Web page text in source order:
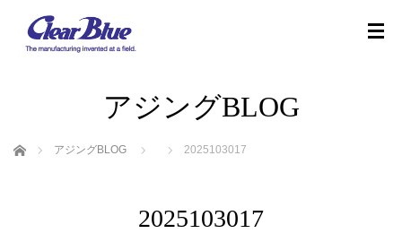
アジングBLOG
ホーム アジングBLOG 2025103017
2025103017